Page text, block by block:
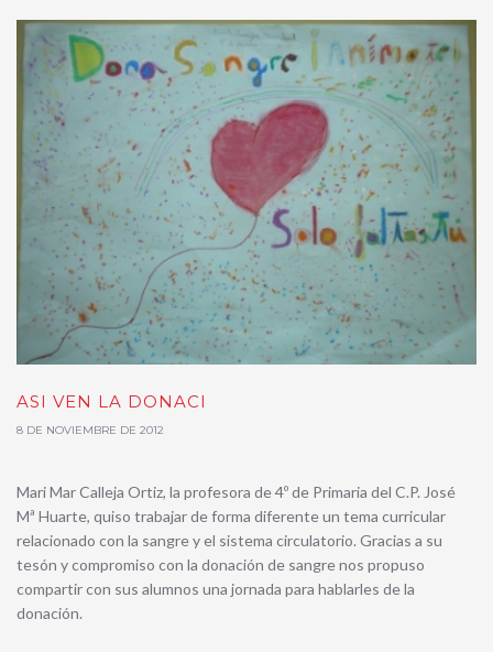
ASI VEN LA DONACI
8 DE NOVIEMBRE DE 2012
Mari Mar Calleja Ortiz, la profesora de 4º de Primaria del C.P. José
Mª Huarte, quiso trabajar de forma diferente un tema curricular
relacionado con la sangre y el sistema circulatorio. Gracias a su
tesón y compromiso con la donación de sangre nos propuso
compartir con sus alumnos una jornada para hablarles de la
donación.